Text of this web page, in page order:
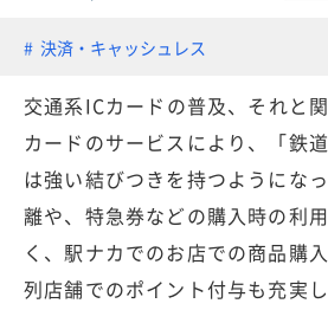
決済・キャッシュレス
交通系ICカードの普及、それと
カードのサービスにより、「鉄
は強い結びつきを持つようにな
離や、特急券などの購入時の利
く、駅ナカでのお店での商品購
列店舗でのポイント付与も充実